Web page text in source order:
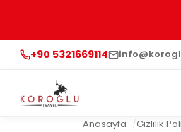
+90 5321669114
Anasayfa Gizlilik